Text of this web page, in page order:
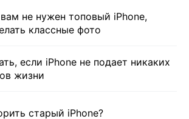
не нужен топовый iPhone,
классные фото
если iPhone не подает никаких
жизни
старый iPhone?